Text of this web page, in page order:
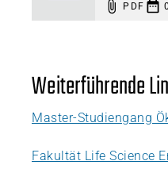
PDF
Weiterführende
Master-Studiengang
Fakultät Life Science